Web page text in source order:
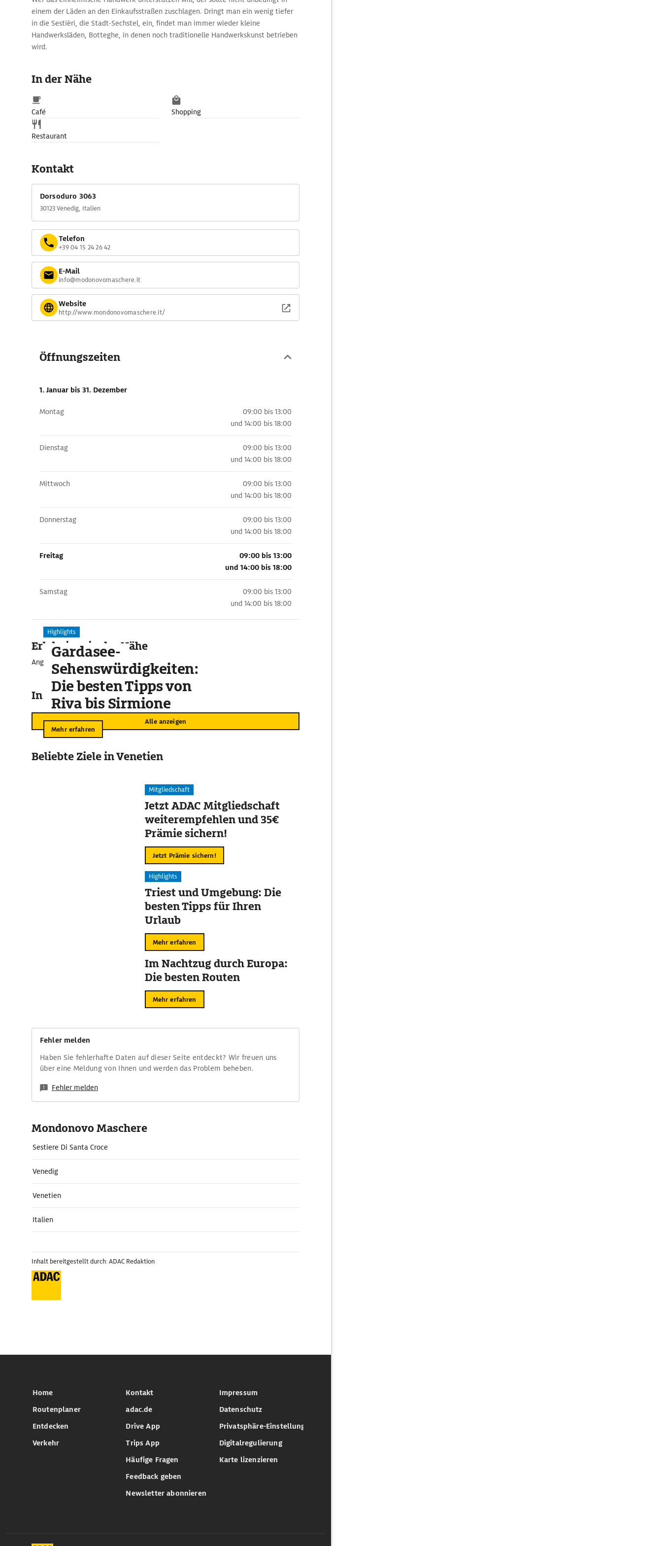
einem der Läden an den Einkaufsstraßen zuschlagen. Dringt man ein wenig tiefer
in die Sestièri, die Stadt-Sechstel, ein, findet man immer wieder kleine
Handwerksläden, Botteghe, in denen noch traditionelle Handwerkskunst betrieben
wird.
Guerrino Giano Lovato in seiner Werkstatt Mondonovo Maschere herstellt. Einige
dieser besonderen Werke hat Stanley Kubrick in seinem Film ›Eyes wide shut‹
verwendet. Zu Recht hat Lovato die Preise dem üblichen venezianischen Niveau
angepasst - seine Masken sind die schönsten Venedigs.
In der Nähe
Café Shopping
Restaurant
Kontakt
Dorsoduro 3063
30123 Venedig, Italien
Telefon
+39 04 15 24 26 42
E-Mail
info@modonovomaschere.it
Website
http://www.mondonovomaschere.it/
Öffnungszeiten
1. Januar bis 31. Dezember
Montag
09:00 bis 13:00
und 14:00 bis 18:00
Dienstag
09:00 bis 13:00
und 14:00 bis 18:00
Mittwoch
09:00 bis 13:00
und 14:00 bis 18:00
Donnerstag
09:00 bis 13:00
und 14:00 bis 18:00
Freitag
09:00 bis 13:00
und 14:00 bis 18:00
Samstag
09:00 bis 13:00
und 14:00 bis 18:00
Erlebnisse in der Nähe
Angebote für unvergessliche Momente
In der Umgebung
Alle anzeigen
Highlights
Gardasee-
Sehenswürdigkeiten:
Die besten Tipps von
Riva bis Sirmione
Mehr erfahren
Beliebte Ziele in Venetien
Mitgliedschaft
Jetzt ADAC Mitgliedschaft
weiterempfehlen und 35€
Prämie sichern!
Jetzt Prämie sichern!
Highlights
Triest und Umgebung: Die
besten Tipps für Ihren
Urlaub
Mehr erfahren
Im Nachtzug durch Europa:
Die besten Routen
Mehr erfahren
Fehler melden
Haben Sie fehlerhafte Daten auf dieser Seite entdeckt? Wir freuen uns
über eine Meldung von Ihnen und werden das Problem beheben.
Fehler melden
Mondonovo Maschere
Sestiere Di Santa Croce
Venedig
Venetien
Italien
Inhalt bereitgestellt durch: ADAC Redaktion
Home
Routenplaner
Entdecken
Verkehr
Kontakt
adac.de
Drive App
Trips App
Häufige Fragen
Feedback geben
Newsletter abonnieren
Impressum
Datenschutz
Privatsphäre-Einstellungen
Digitalregulierung
Karte lizenzieren